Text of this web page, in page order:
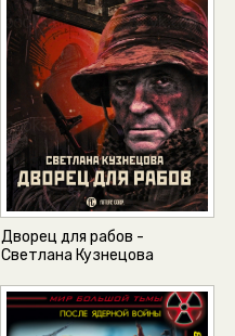
Дворец для рабов -
Светлана Кузнецова